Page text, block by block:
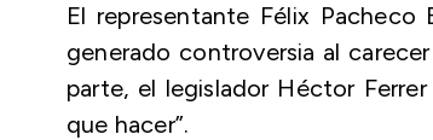
El representante Félix
generado controversia al
parte, el legislador Héctor
que hacer”.